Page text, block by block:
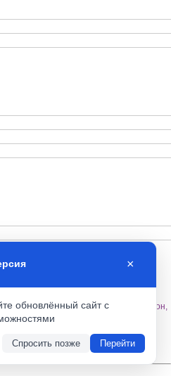
мясо»,
Башкортостан, Альшеевский район,
×
обновлённый сайт с
Спросить позже Перейти